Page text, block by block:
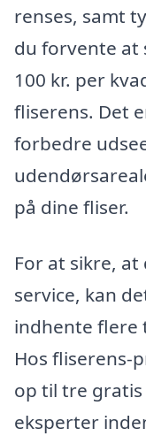
renses, samt
du forvente at
100 kr. per
fliserens. Det
forbedre
på dine fliser.
For at sikre,
service, kan
indhente flere
Hos fliserens-
op til tre
eksperter